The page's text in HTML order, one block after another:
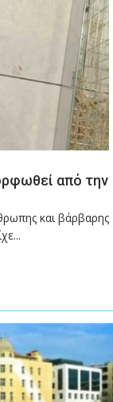
από την
και βάρβαρης